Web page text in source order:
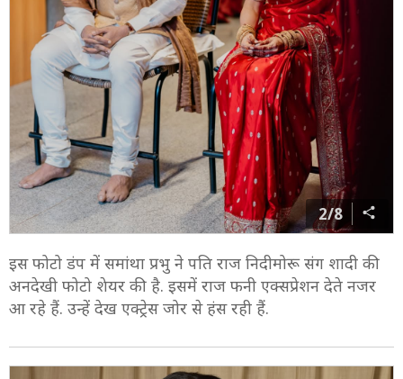
2/8
इस फोटो डंप में समांथा प्रभु ने पति राज निदीमोरू संग शादी की
अनदेखी फोटो शेयर की है. इसमें राज फनी एक्सप्रेशन देते नजर
आ रहे हैं. उन्हें देख एक्ट्रेस जोर से हंस रही हैं.